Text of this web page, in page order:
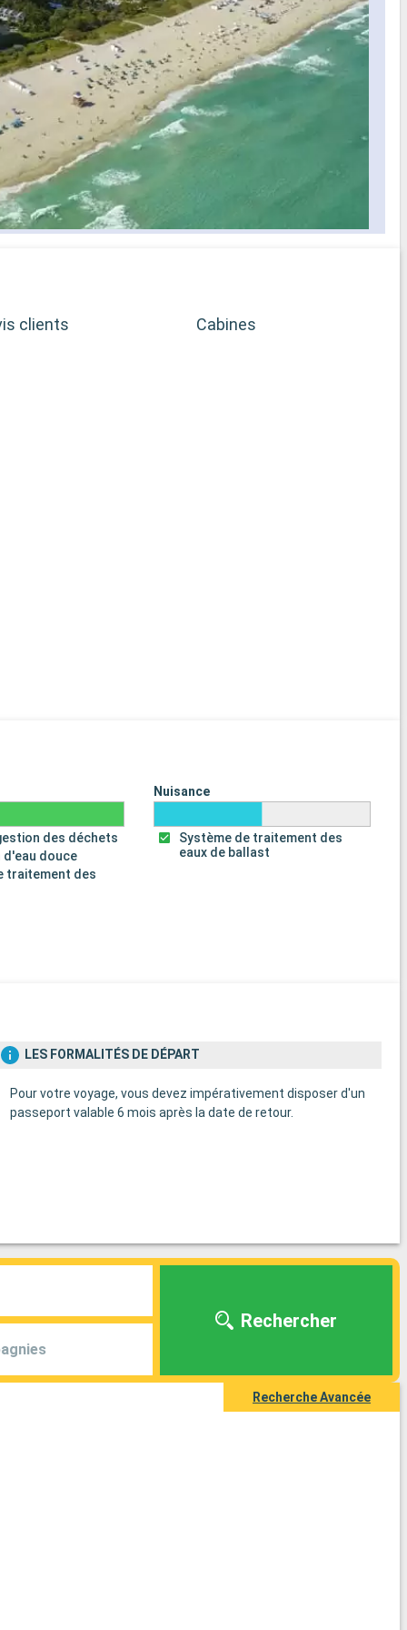
clients Cabines
des déchets
douce
traitement des
Nuisance
Système de traitement des
eaux de ballast
LES FORMALITÉS DE DÉPART
Pour votre voyage, vous devez impérativement disposer d'un
passeport valable 6 mois après la date de retour.
Rechercher
Recherche Avancée